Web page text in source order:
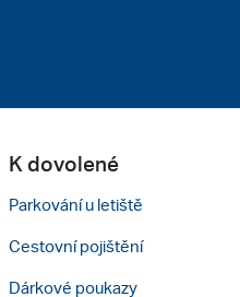
K dovolené
Parkování u letiště
Cestovní pojištění
Dárkové poukazy
cookies